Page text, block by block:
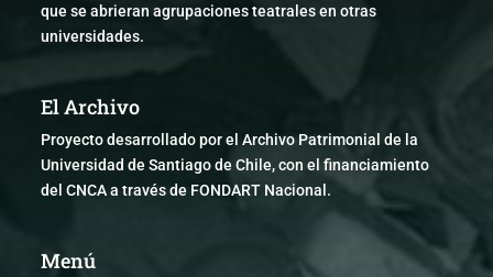
que se abrieran agrupaciones teatrales en otras
universidades.
El Archivo
Proyecto desarrollado por el Archivo Patrimonial de la
Universidad de Santiago de Chile, con el financiamiento
del CNCA a través de FONDART Nacional.
Menú